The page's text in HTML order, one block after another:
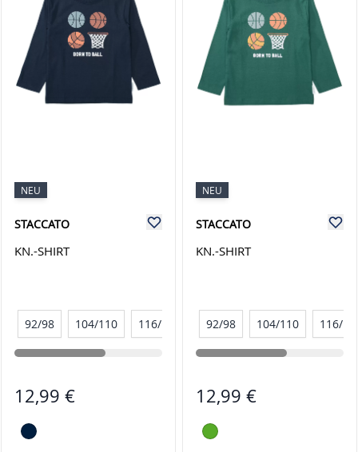
NEU
STACCATO
KN.-SHIRT
92/98 104/110 116/122 128/134
12,99 €
NEU
STACCATO
KN.-SHIRT
92/98 104/110 116/
12,99 €